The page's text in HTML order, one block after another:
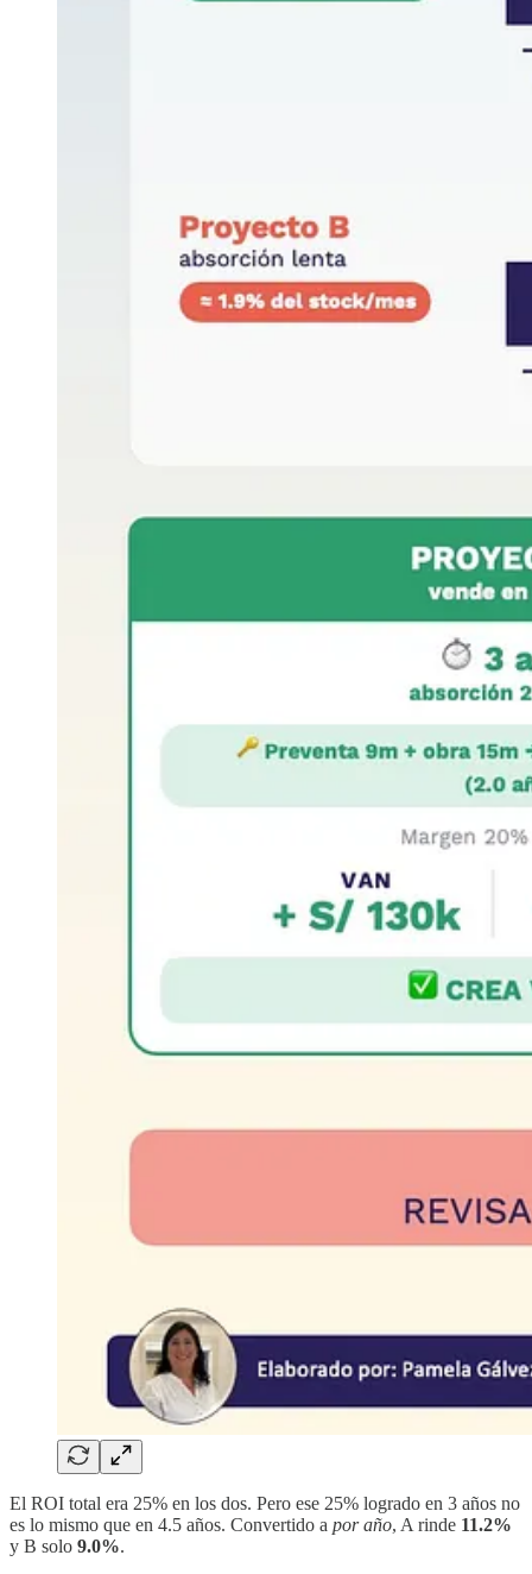
El ROI total era 25% en los dos. Pero ese 25% logrado en 3 años no
es lo mismo que en 4.5 años. Convertido a por año, A rinde 11.2%
y B solo 9.0%.